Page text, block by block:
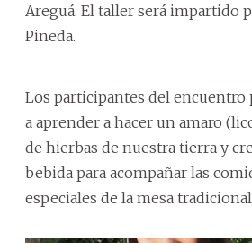
Areguá. El taller será impartido
Pineda.
Los participantes del encuentro
a aprender a hacer un amaro
de hierbas de nuestra tierra y
bebida para acompañar las
especiales de la mesa